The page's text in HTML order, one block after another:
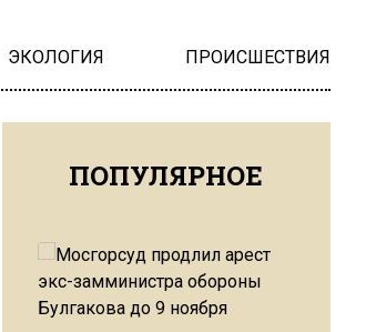
ЭКОЛОГИЯ ПРОИСШЕСТВИЯ
ПОПУЛЯРНОЕ